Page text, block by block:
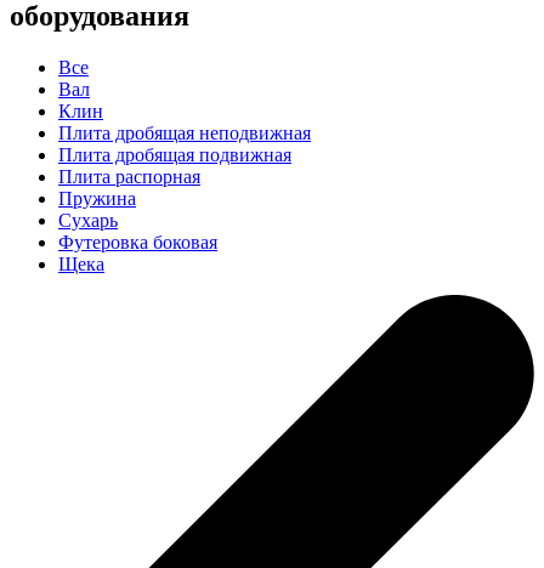
оборудования
Все
Вал
Клин
Плита дробящая неподвижная
Плита дробящая подвижная
Плита распорная
Пружина
Сухарь
Футеровка боковая
Щека